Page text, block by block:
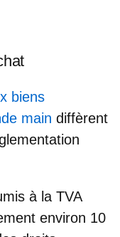
biens
main diffèrent
à la TVA
environ 10